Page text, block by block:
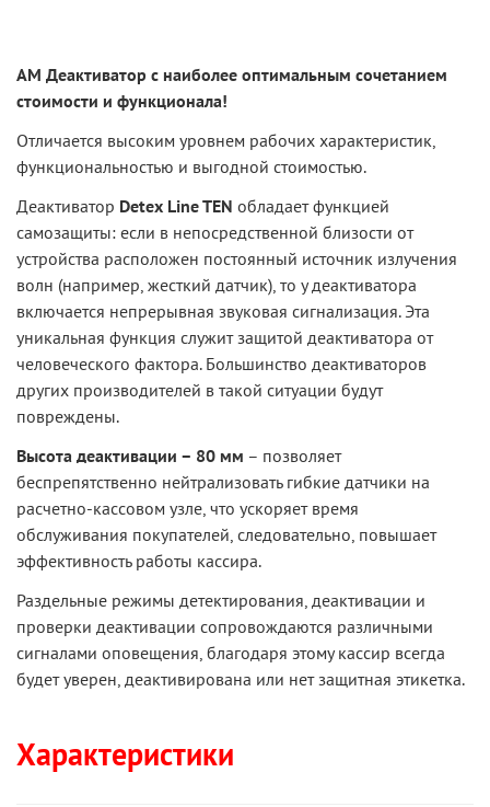
АМ Деактиватор с наиболее оптимальным сочетанием
стоимости и функционала!
Отличается высоким уровнем рабочих характеристик,
функциональностью и выгодной стоимостью.
Деактиватор Detex LineTEN обладает функцией
самозащиты: если в непосредственной близости от
устройства расположен постоянный источник излучения
волн (например, жесткий датчик), то у деактиватора
включается непрерывная звуковая сигнализация. Эта
уникальная функция служит защитой деактиватора от
человеческого фактора. Большинство деактиваторов
других производителей в такой ситуации будут
повреждены.
Высота деактивации – 80 мм – позволяет
беспрепятственно нейтрализовать гибкие датчики на
расчетно-кассовом узле, что ускоряет время
обслуживания покупателей, следовательно, повышает
эффективность работы кассира.
Раздельные режимы детектирования, деактивации и
проверки деактивации сопровождаются различными
сигналами оповещения, благодаря этому кассир всегда
будет уверен, деактивирована или нет защитная этикетка.
Характеристики